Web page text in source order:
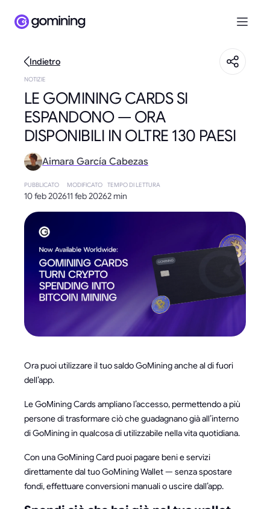
Indietro
NOTIZIE
LE GOMINING CARDS SI
ESPANDONO — ORA
DISPONIBILI IN OLTRE 130 PAESI
Aimara García Cabezas
PUBBLICATO
10 feb 2026
MODIFICATO
11 feb 2026
TEMPO DI LETTURA
2 min
Ora puoi utilizzare il tuo saldo GoMining anche al di fuori
dell’app.
Le GoMining Cards ampliano l’accesso, permettendo a più
persone di trasformare ciò che guadagnano già all’interno
di GoMining in qualcosa di utilizzabile nella vita quotidiana.
Con una GoMining Card puoi pagare beni e servizi
direttamente dal tuo GoMining Wallet — senza spostare
fondi, effettuare conversioni manuali o uscire dall’app.